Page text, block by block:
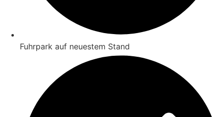
Fuhrpark auf neuestem Stand